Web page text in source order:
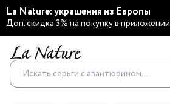
La Nature: украшения из Европы
Доп. скидка 3% на покупку в приложении